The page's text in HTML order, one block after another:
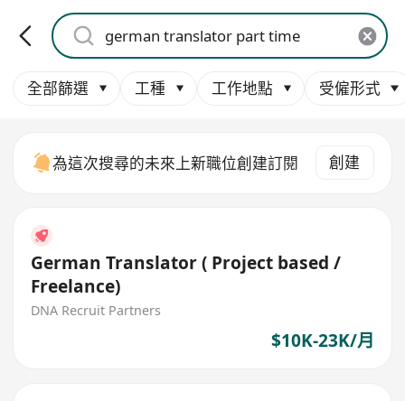
全部篩選 工種 工作地點 受僱形式
為這次搜尋的未來上新職位創建訂閱 創建
German Translator ( Project based /
Freelance)
DNA Recruit Partners
$10K-23K/月